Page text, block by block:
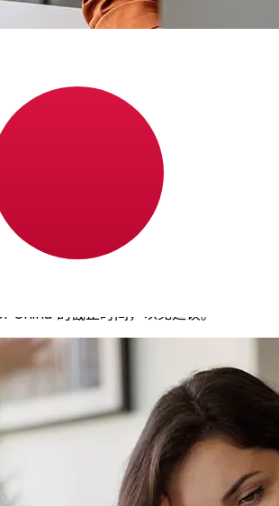
AUD 到JPY 的传输速度
从澳大利亚 转至日本 的国际转账的交付
China 的截止时间，以免延误。